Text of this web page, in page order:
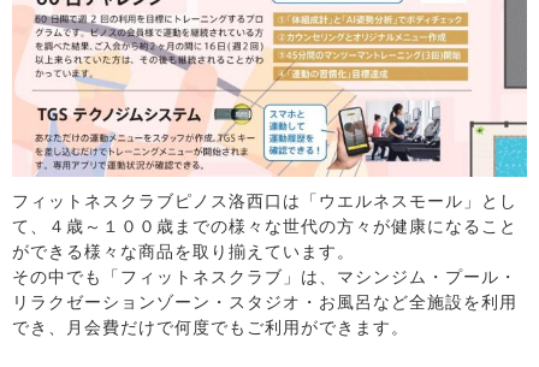
フィットネスクラブピノス洛西口は「ウエルネスモール」とし
て、４歳～１００歳までの様々な世代の方々が健康になること
ができる様々な商品を取り揃えています。
その中でも「フィットネスクラブ」は、マシンジム・プール・
リラクゼーションゾーン・スタジオ・お風呂など全施設を利用
でき、月会費だけで何度でもご利用ができます。